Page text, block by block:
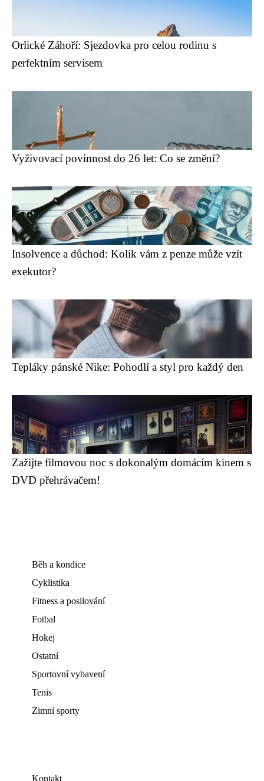
Orlické Záhoří: Sjezdovka pro celou rodinu s
perfektním servisem
Vyživovací povinnost do 26 let: Co se změní?
Insolvence a důchod: Kolik vám z penze může vzít
exekutor?
Tepláky pánské Nike: Pohodlí a styl pro každý den
Zažijte filmovou noc s dokonalým domácím kinem s
DVD přehrávačem!
Běh a kondice
Cyklistika
Fitness a posilování
Fotbal
Hokej
Ostatní
Sportovní vybavení
Tenis
Zimní sporty
Kontakt